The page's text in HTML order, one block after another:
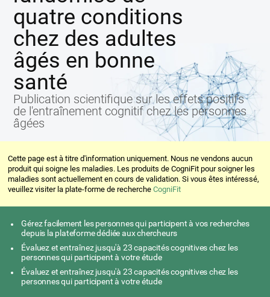
quatre conditions
chez des adultes
âgés en bonne
santé
Publication scientifique sur les effets positifs
de l'entraînement cognitif chez les personnes
âgées
Cette page est à titre d'information uniquement. Nous ne vendons aucun
produit qui soigne les maladies. Les produits de CogniFit pour soigner les
maladies sont actuellement en cours de validation. Si vous êtes intéressé,
veuillez visiter la plate-forme de rechercheCogniFit
Gérez facilement les personnes qui participent à vos recherches
depuis la plateforme dédiée aux chercheurs
Évaluez et entraînez jusqu'à 23 capacités cognitives chez les
personnes qui participent à votre étude
Évaluez et entraînez jusqu'à 23 capacités cognitives chez les
personnes qui participent à votre étude